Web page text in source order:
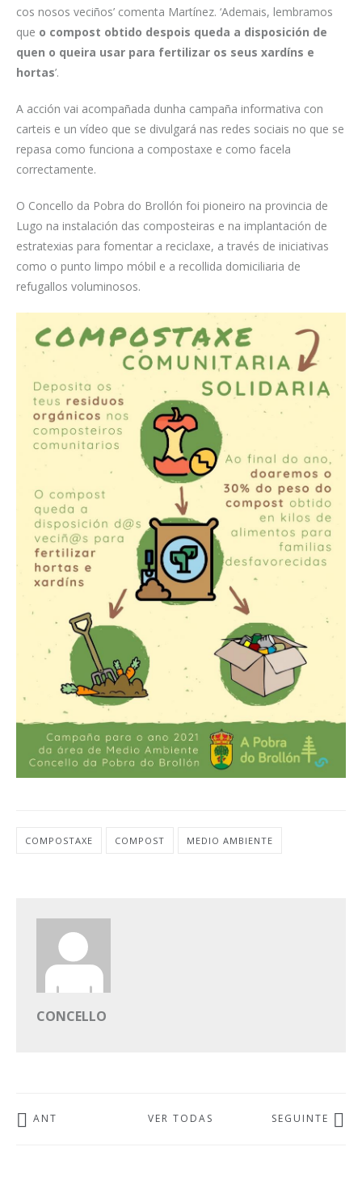
cos nosos veciños’ comenta Martínez. ‘Ademais, lembramos
que o compost obtido despois queda a disposición de
quen o queira usar para fertilizar os seus xardíns e
hortas’.
A acción vai acompañada dunha campaña informativa con
carteis e un vídeo que se divulgará nas redes sociais no que se
repasa como funciona a compostaxe e como facela
correctamente.
O Concello da Pobra do Brollón foi pioneiro na provincia de
Lugo na instalación das composteiras e na implantación de
estratexias para fomentar a reciclaxe, a través de iniciativas
como o punto limpo móbil e a recollida domiciliaria de
refugallos voluminosos.
COMPOSTAXE COMPOST MEDIO AMBIENTE
CONCELLO
ANT VER TODAS SEGUINTE